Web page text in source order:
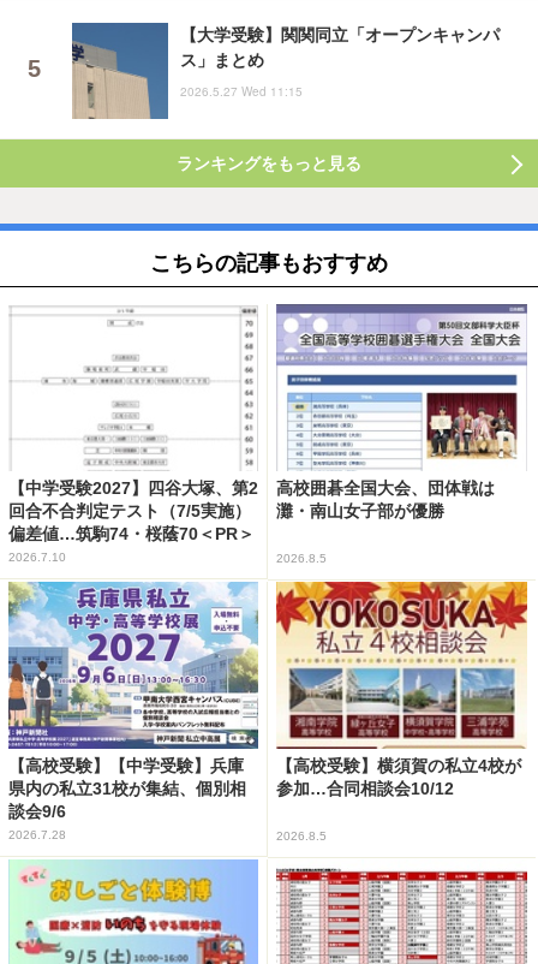
【大学受験】関関同立「オープンキャンパ
ス」まとめ
2026.5.27 Wed 11:15
ランキングをもっと見る
こちらの記事もおすすめ
【中学受験2027】四谷大塚、第2
回合不合判定テスト（7/5実施）
偏差値…筑駒74・桜蔭70＜PR＞
2026.7.10
高校囲碁全国大会、団体戦は
灘・南山女子部が優勝
2026.8.5
【高校受験】【中学受験】兵庫
県内の私立31校が集結、個別相
談会9/6
2026.7.28
【高校受験】横須賀の私立4校が
参加…合同相談会10/12
2026.8.5